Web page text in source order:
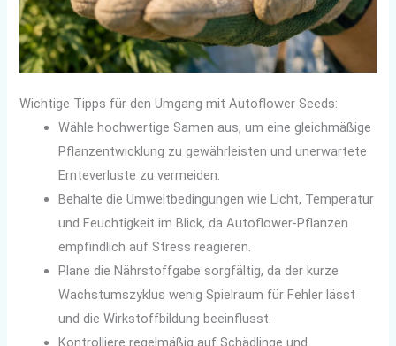
Wichtige Tipps für den Umgang mit Autoflower Seeds:
Wähle hochwertige Samen aus, um eine gleichmäßige
Pflanzentwicklung zu gewährleisten und unerwartete
Ernteverluste zu vermeiden.
Behalte die Umweltbedingungen wie Licht, Temperatur
und Feuchtigkeit im Blick, da Autoflower-Pflanzen
empfindlich auf Stress reagieren.
Plane die Nährstoffgabe sorgfältig, da der kurze
Wachstumszyklus wenig Spielraum für Fehler lässt
und die Wirkstoffbildung beeinflusst.
Kontrolliere regelmäßig auf Schädlinge und